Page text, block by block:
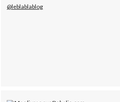
@leblablablog